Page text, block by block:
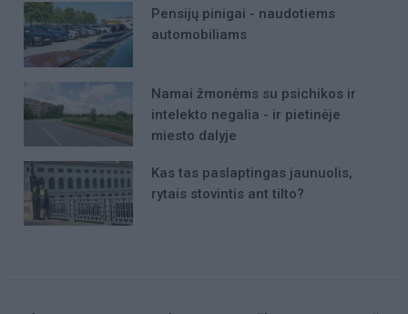
Pensijų pinigai - naudotiems
automobiliams
Namai žmonėms su psichikos ir
intelekto negalia - ir pietinėje
miesto dalyje
Kas tas paslaptingas jaunuolis,
rytais stovintis ant tilto?